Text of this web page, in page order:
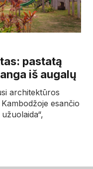
pastatą
iš augalų
architektūros
esančio